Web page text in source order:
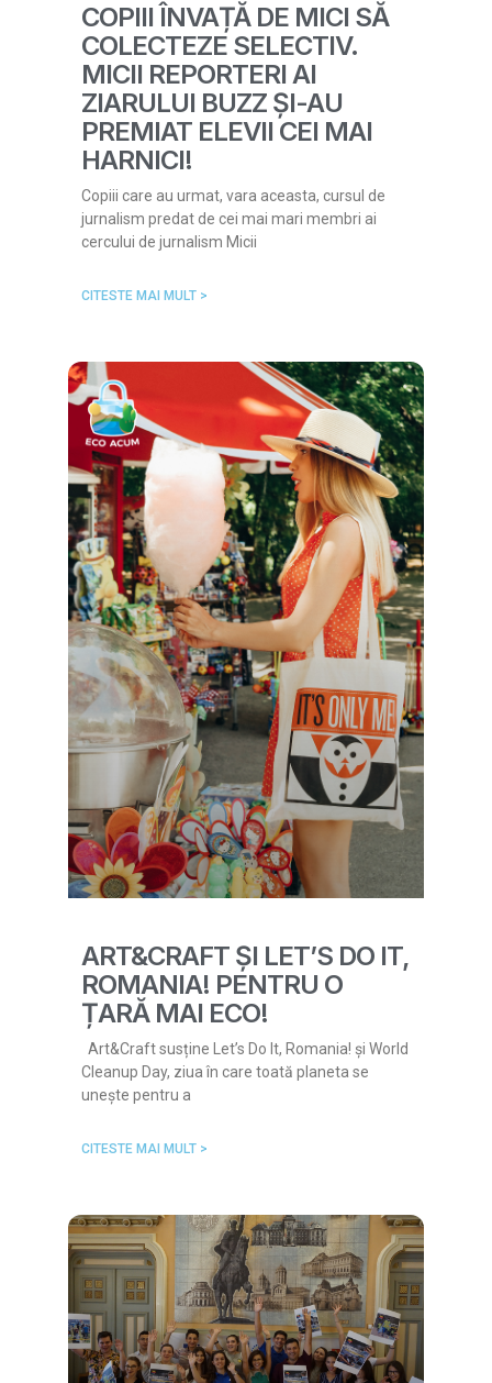
COPIII ÎNVAȚĂ DE MICI SĂ
COLECTEZE SELECTIV.
MICII REPORTERI AI
ZIARULUI BUZZ ȘI-AU
PREMIAT ELEVII CEI MAI
HARNICI!
Copiii care au urmat, vara aceasta, cursul de
jurnalism predat de cei mai mari membri ai
cercului de jurnalism Micii
CITESTE MAI MULT >
ART&CRAFT ȘI LET’S DO IT,
ROMANIA! PENTRU O
ȚARĂ MAI ECO!
Art&Craft susține Let’s Do It, Romania! și World
Cleanup Day, ziua în care toată planeta se
unește pentru a
CITESTE MAI MULT >